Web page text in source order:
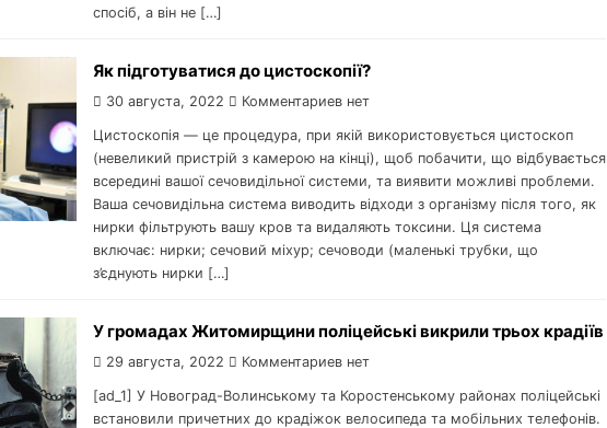
спосіб, а він не […]
Як підготуватися до цистоскопії?
30 августа, 2022 Комментариев нет
Цистоскопія — це процедура, при якій використовується цистоскоп
(невеликий пристрій з камерою на кінці), щоб побачити, що відбувається
всередині вашої сечовидільної системи, та виявити можливі проблеми.
Ваша сечовидільна система виводить відходи з організму після того, як
нирки фільтрують вашу кров та видаляють токсини. Ця система
включає: нирки; сечовий міхур; сечоводи (маленькі трубки, що
з’єднують нирки […]
У громадах Житомирщини поліцейські викрили трьох крадіїв
29 августа, 2022 Комментариев нет
[ad_1] У Новоград-Волинському та Коростенському районах поліцейські
встановили причетних до крадіжок велосипеда та мобільних телефонів.